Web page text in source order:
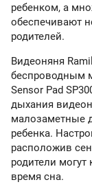
ребенком, а
обеспечивают
родителей.
Видеоняня
беспроводным
Sensor Pad
дыхания
малозаметные
ребенка.
расположив
родители
время сна.